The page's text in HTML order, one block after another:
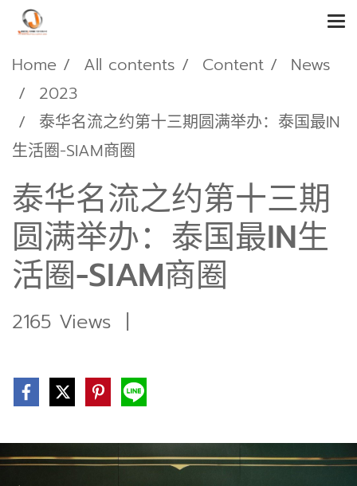
Home All contents Content
News
2023
泰华名流之约第十三期圆满举办：泰国最IN
生活圈-SIAM商圈
泰华名流之约第十三期
圆满举办：泰国最IN生
活圈-SIAM商圈
2165 Views |